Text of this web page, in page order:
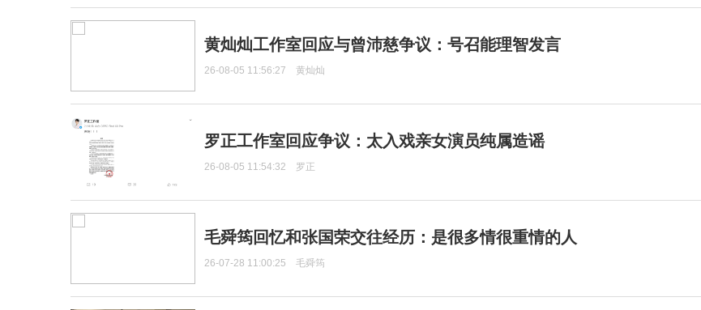
黄灿灿工作室回应与曾沛慈争议：号召能理智发言
26-08-05 11:56:27 黄灿灿
罗正工作室回应争议：太入戏亲女演员纯属造谣
26-08-05 11:54:32 罗正
毛舜筠回忆和张国荣交往经历：是很多情很重情的人
26-07-28 11:00:25 毛舜筠